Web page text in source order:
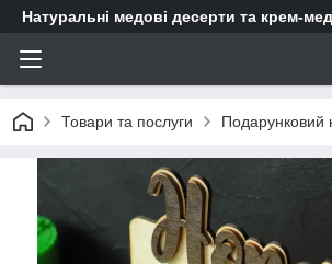
Натуральні медові десерти та крем-
Товари та послуги Подарунковий